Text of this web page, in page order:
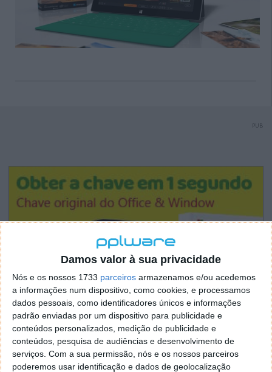
Damos valor à sua privacidade
Nós e os nossos 1733 parceiros armazenamos e/ou acedemos
a informações num dispositivo, como cookies, e processamos
dados pessoais, como identificadores únicos e informações
padrão enviadas por um dispositivo para publicidade e
conteúdos personalizados, medição de publicidade e
conteúdos, pesquisa de audiências e desenvolvimento de
serviços. Com a sua permissão, nós e os nossos parceiros
poderemos usar identificação e dados de geolocalização
PUB